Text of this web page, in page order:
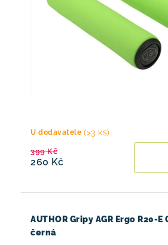
U dodavatele (>3 ks)
260 Kč
399 Kč
AUTHOR Gripy AGR Ergo R20-E
černá